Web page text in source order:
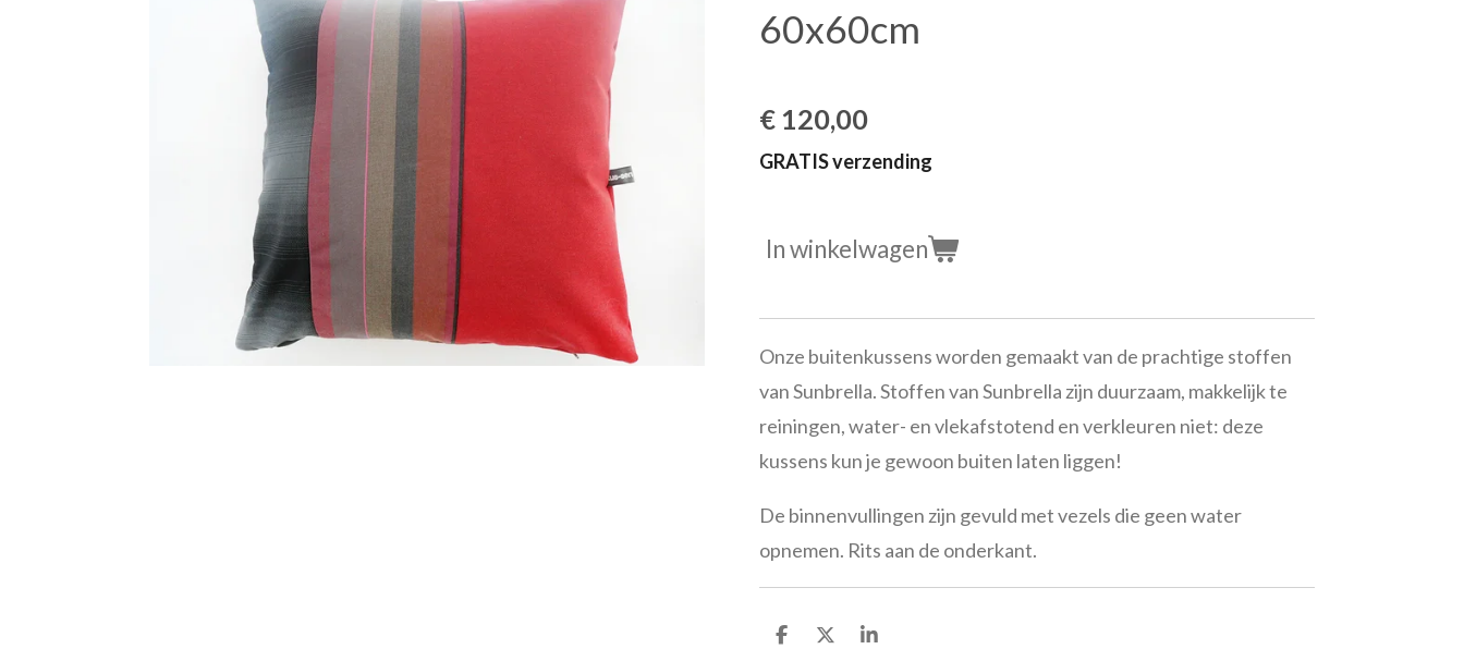
60x60cm
€ 120,00
GRATIS verzending
In winkelwagen
Onze buitenkussens worden gemaakt van de prachtige stoffen
van Sunbrella. Stoffen van Sunbrella zijn duurzaam, makkelijk te
reiningen, water- en vlekafstotend en verkleuren niet: deze
kussens kun je gewoon buiten laten liggen!
De binnenvullingen zijn gevuld met vezels die geen water
opnemen. Rits aan de onderkant.
D D S